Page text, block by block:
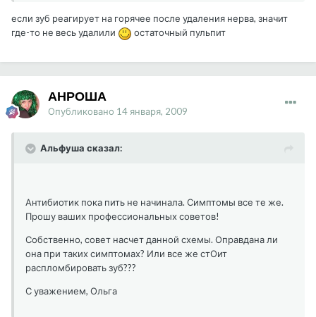
если зуб реагирует на горячее после удаления нерва, значит
где-то не весь удалили
остаточный пульпит
АНРОША
Опубликовано 14 января, 2009
Альфуша сказал:
Антибиотик пока пить не начинала. Симптомы все те же.
Прошу ваших профессиональных советов!
Собственно, совет насчет данной схемы. Оправдана ли
она при таких симптомах? Или все же стОит
распломбировать зуб???
С уважением, Ольга